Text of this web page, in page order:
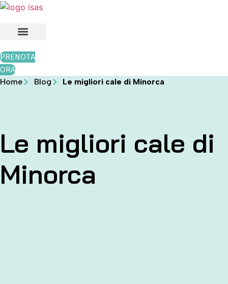
PRENOTA
ORA
Home Blog Le migliori cale di Minorca
Le migliori cale di
Minorca